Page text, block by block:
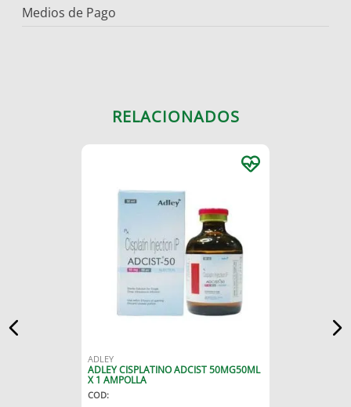
Medios de Pago
RELACIONADOS
ADLEY
ADLEY CISPLATINO ADCIST 50MG50ML
X 1 AMPOLLA
COD: